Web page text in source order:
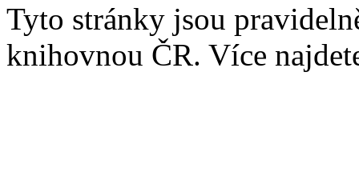
Tyto stránky jsou
knihovnou ČR. Více